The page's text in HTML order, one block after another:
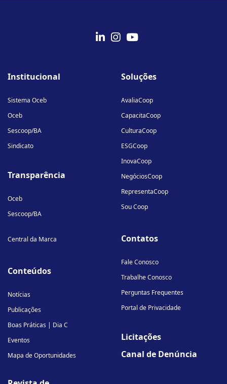
linkedin-
instagram
youtube
Institucional
Sistema Oceb
Oceb
Sescoop/BA
Sindicato
Transparência
Oceb
Sescoop/BA
Central da Marca
Conteúdos
Notícias
Publicações
Boas Práticas | Dia C
Eventos
Mapa de Oportunidades
Soluções
AvaliaCoop
CapacitaCoop
CulturaCoop
ESGCoop
InovaCoop
NegóciosCoop
RepresentaCoop
Sou Coop
Contatos
Fale Conosco
Trabalhe Conosco
Perguntas Frequentes
Portal de Privacidade
Licitações
Canal de Denúncia